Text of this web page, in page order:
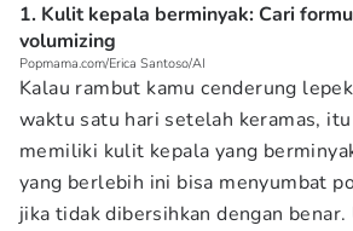
1. Kulit kepala berminyak: Cari
volumizing
Popmama.com/Erica Santoso/AI
Kalau rambut kamu cenderung
waktu satu hari setelah keramas,
memiliki kulit kepala yang
yang berlebih ini bisa menyumbat
jika tidak dibersihkan dengan benar.